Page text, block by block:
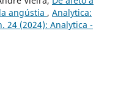
angústia , Analytica:
24 (2024): Analytica -